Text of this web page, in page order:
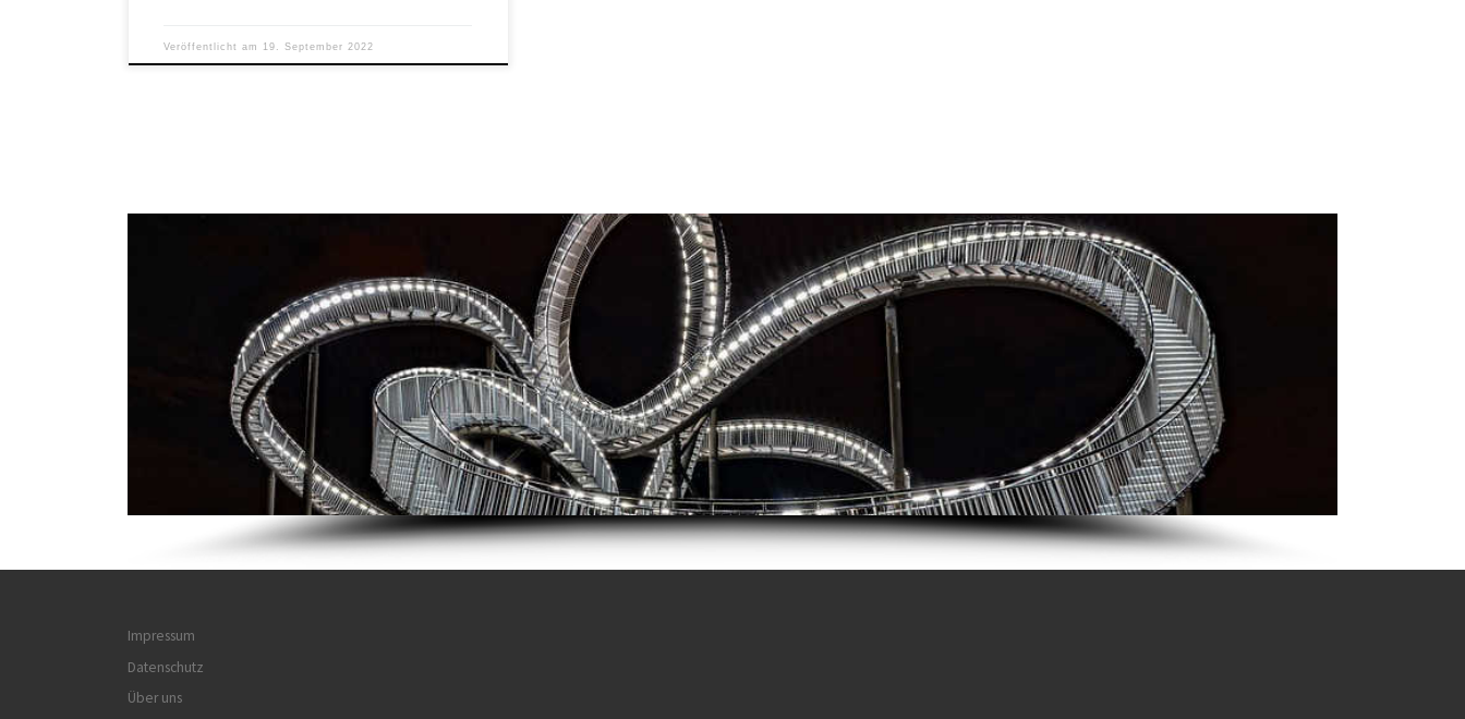
Veröffentlicht am 19. September 2022
Impressum
Datenschutz
Über uns